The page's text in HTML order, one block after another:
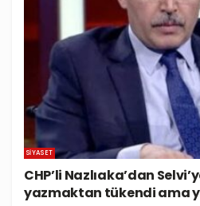
SIYASET
CHP’li Nazlıaka’dan
yazmaktan tükendi ama